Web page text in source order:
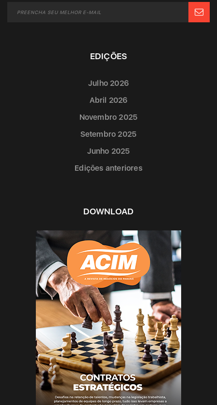
EDIÇÕES
Julho 2026
Abril 2026
Novembro 2025
Setembro 2025
Junho 2025
Edições anteriores
DOWNLOAD